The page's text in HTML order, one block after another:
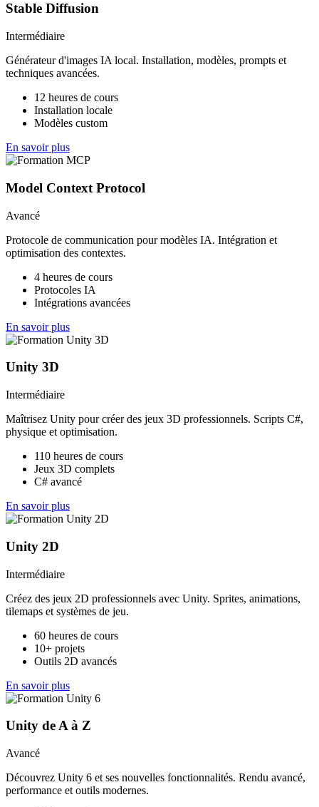
Stable Diffusion
Intermédiaire
Générateur d'images IA local. Installation, modèles, prompts et
techniques avancées.
12 heures de cours
Installation locale
Modèles custom
En savoir plus
Model Context Protocol
Avancé
Protocole de communication pour modèles IA. Intégration et
optimisation des contextes.
4 heures de cours
Protocoles IA
Intégrations avancées
En savoir plus
Unity 3D
Intermédiaire
Maîtrisez Unity pour créer des jeux 3D professionnels. Scripts C#,
physique et optimisation.
110 heures de cours
Jeux 3D complets
C# avancé
En savoir plus
Unity 2D
Intermédiaire
Créez des jeux 2D professionnels avec Unity. Sprites, animations,
tilemaps et systèmes de jeu.
60 heures de cours
10+ projets
Outils 2D avancés
En savoir plus
Unity de A à Z
Avancé
Découvrez Unity 6 et ses nouvelles fonctionnalités. Rendu avancé,
performance et outils modernes.